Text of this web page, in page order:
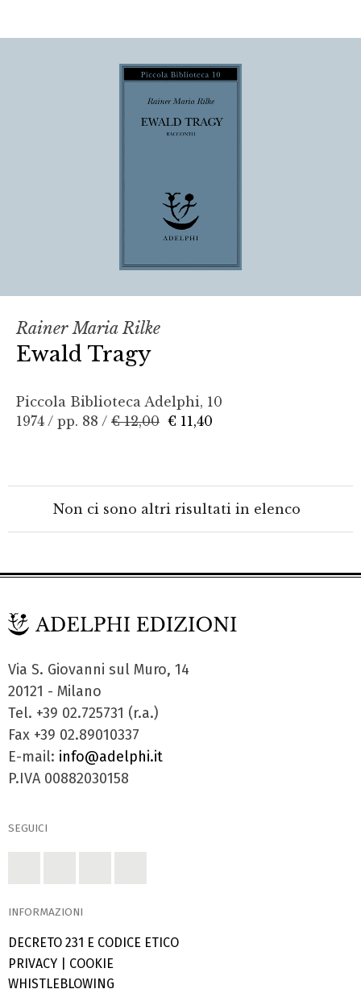
Rainer Maria Rilke
Ewald Tragy
Piccola Biblioteca Adelphi, 10
1974 / pp. 88 / € 12,00 € 11,40
Non ci sono altri risultati in elenco
Via S. Giovanni sul Muro, 14
20121 - Milano
Tel. +39 02.725731 (r.a.)
Fax +39 02.89010337
E-mail: info@adelphi.it
P.IVA 00882030158
SEGUICI
INFORMAZIONI
DECRETO 231 E CODICE ETICO
PRIVACY
COOKIE
WHISTLEBLOWING